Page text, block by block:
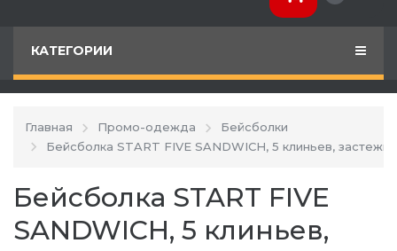
КАТЕГОРИИ
Главная Промо-одежда
Бейсболки
Бейсболка START FIVE SANDWICH, 5 клиньев,
Бейсболка START FIVE
SANDWICH, 5 клиньев,